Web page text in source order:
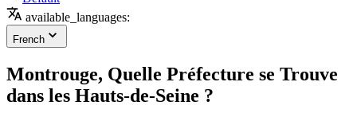
available_languages:
French
Montrouge, Quelle Préfecture se Trouve
dans les Hauts-de-Seine ?